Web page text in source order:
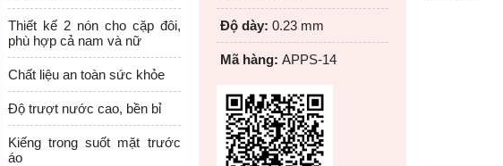
Thiết kế 2 nón cho cặp đôi,
phù hợp cả nam và nữ
Chất liệu an toàn sức khỏe
Độ trượt nước cao, bền bỉ
Kiếng trong suốt mặt trước
áo
Độ dày: 0.23 mm
Mã hàng: APPS-14